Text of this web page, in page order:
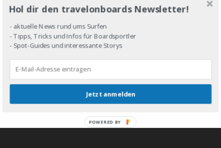
Hol dir den travelonboards Newsletter!
- aktuelle News rund ums Surfen
- Tipps, Tricks und Infos für Boardsportler
- Spot-Guides und interessante Storys
Jetzt anmelden
POWERED BY